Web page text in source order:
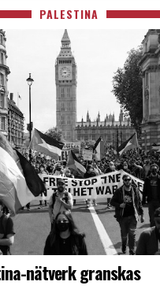
PALESTINA
nätverk granskas